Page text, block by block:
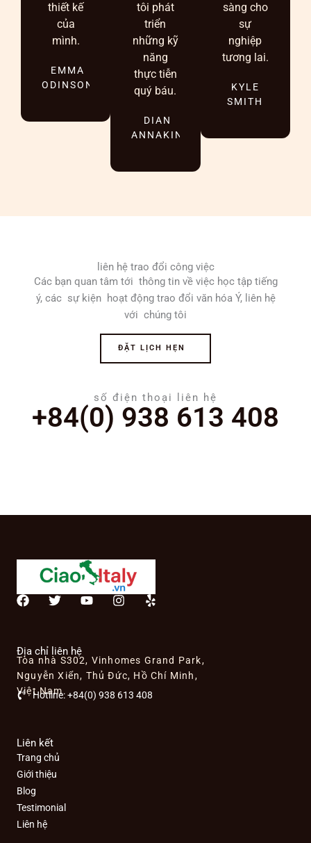
thiết kế
của
mình.
EMMA
ODINSON
tôi phát
triển
những kỹ
năng
thực tiễn
quý báu.
DIAN
ANNAKIN
sàng cho
sự
nghiệp
tương lai.
KYLE
SMITH
liên hệ trao đổi công việc
Các bạn quan tâm tới thông tin về việc học tập tiếng
ý, các sự kiện hoạt động trao đổi văn hóa Ý, liên hệ
với chúng tôi
ĐẶT LỊCH HẸN
số điện thoại liên hệ
+84(0) 938 613 408
F
b
o
o
k
T
t
e
r
Y
b
e
I
g
r
m
Y
Địa chỉ liên hệ
Tòa nhà S302, Vinhomes Grand Park,
Nguyễn Xiển, Thủ Đức, Hồ Chí Minh,
Việt Nam
Hotline: +84(0) 938 613 408
Liên kết
Trang chủ
Giới thiệu
Blog
Testimonial
Liên hệ